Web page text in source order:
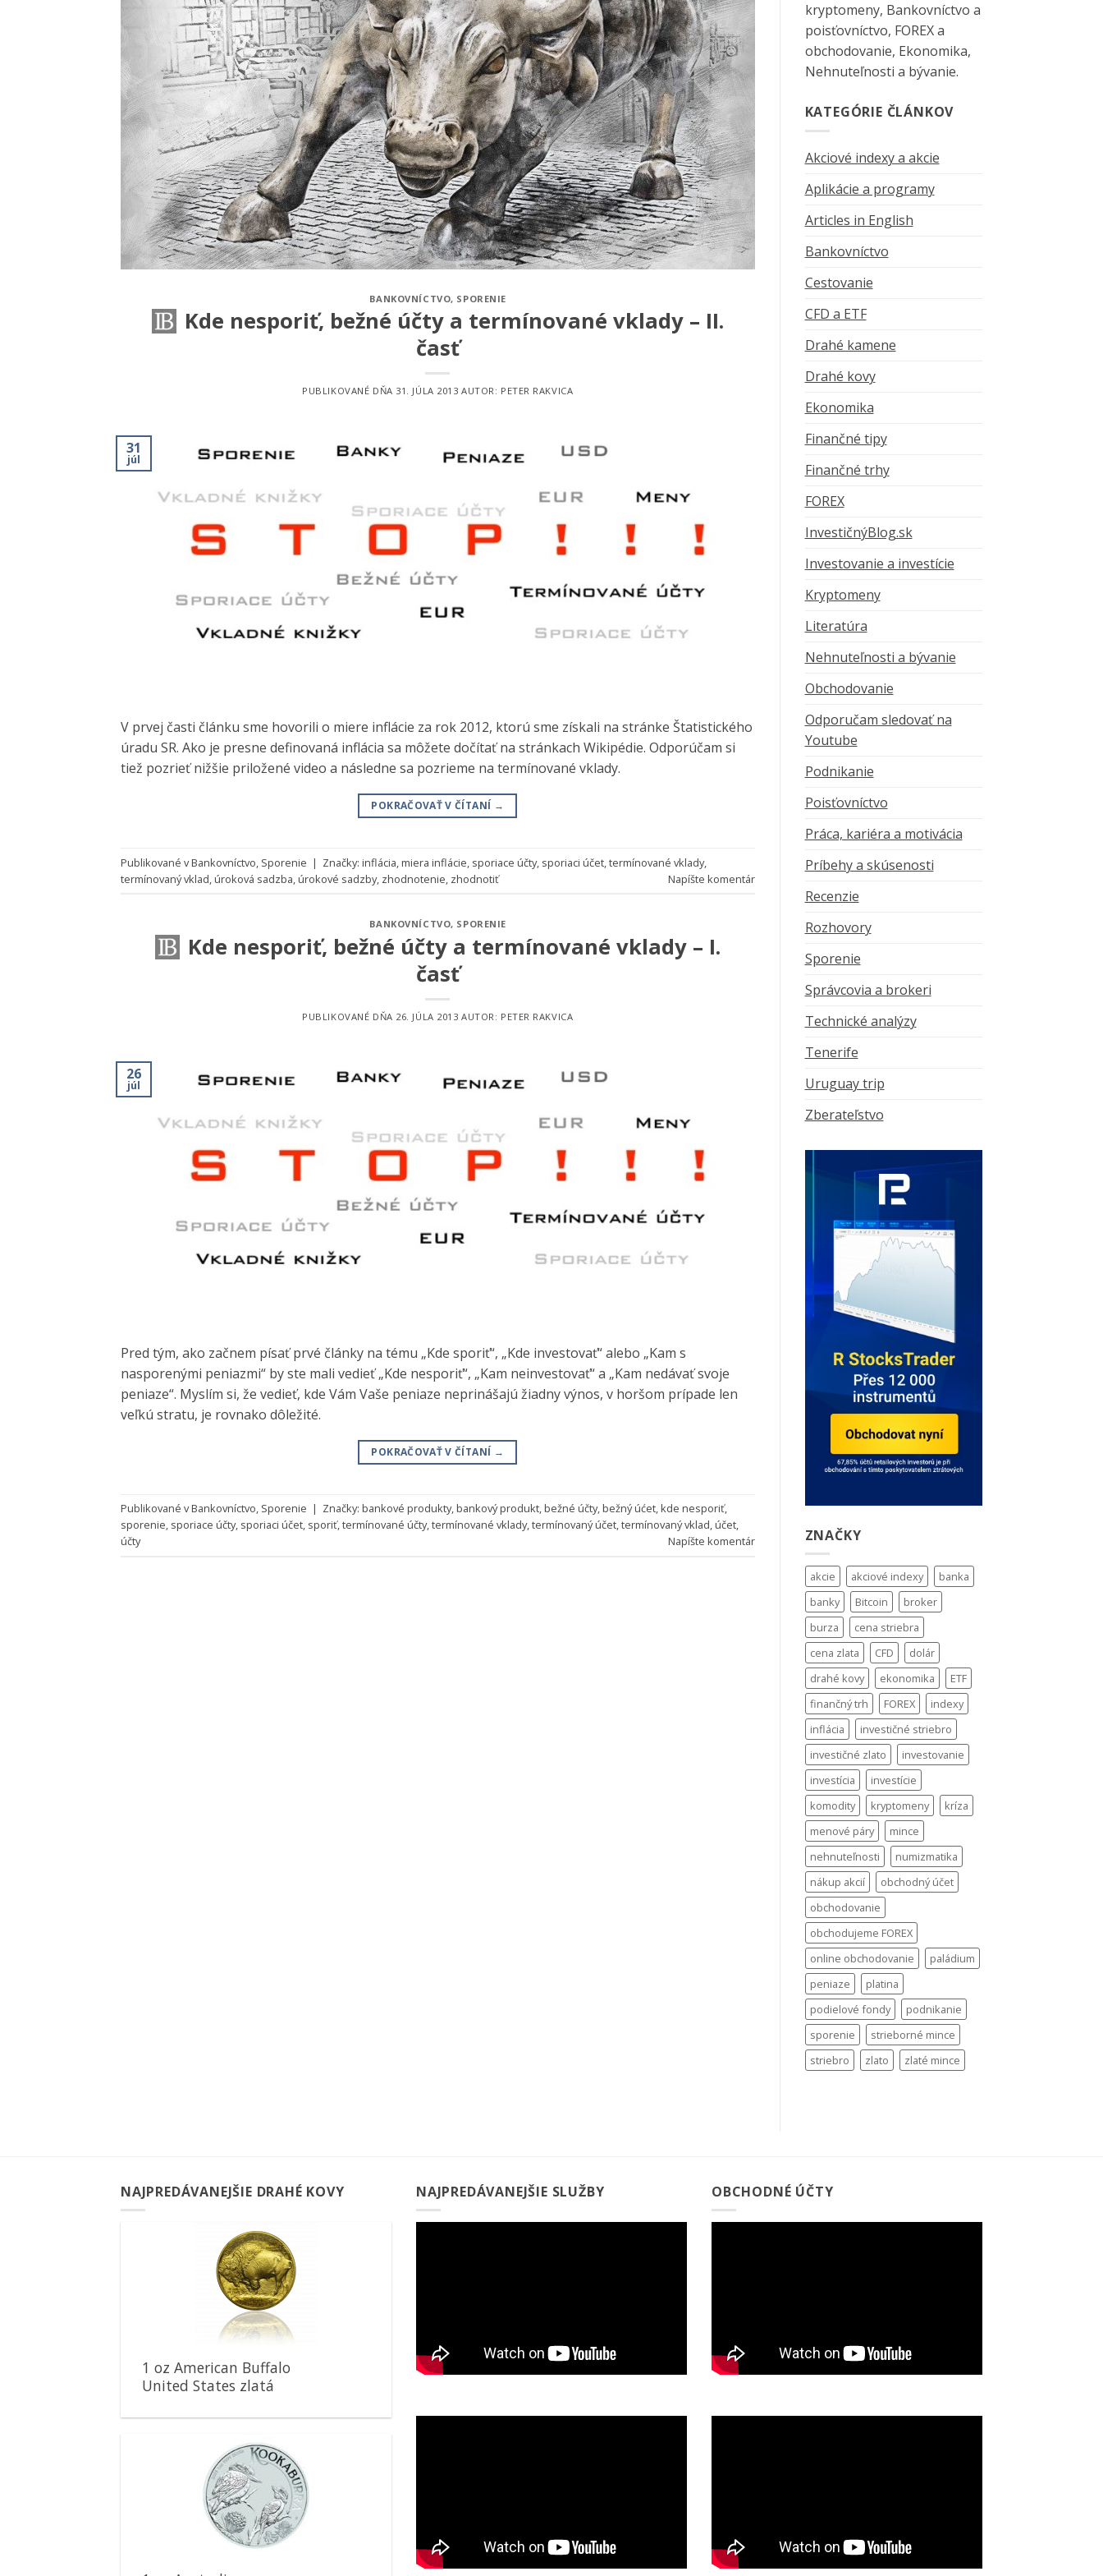
BANKOVNÍCTVO, SPORENIE
Kde nesporiť, bežné účty a termínované vklady – II.
časť
PUBLIKOVANÉ DŇA 31. JÚLA 2013 AUTOR: PETER RAKVICA
31
júl
V prvej časti článku sme hovorili o miere inflácie za rok 2012, ktorú sme získali na stránke Štatistického
úradu SR. Ako je presne definovaná inflácia sa môžete dočítať na stránkach Wikipédie. Odporúčam si
tiež pozrieť nižšie priložené video a následne sa pozrieme na termínované vklady.
POKRAČOVAŤ V ČÍTANÍ →
Publikované vBankovníctvo, Sporenie | Značky: inflácia,miera inflácie, sporiace účty, sporiaci účet,termínované vklady,
termínovaný vklad,úroková sadzba,úrokové sadzby, zhodnotenie, zhodnotiť Napíšte komentár
BANKOVNÍCTVO, SPORENIE
Kde nesporiť, bežné účty a termínované vklady – I.
časť
PUBLIKOVANÉ DŇA 26. JÚLA 2013 AUTOR: PETER RAKVICA
26
júl
Pred tým, ako začnem písať prvé články na tému „Kde sporiť“, „Kde investovať“ alebo „Kam s
nasporenými peniazmi“ by ste mali vedieť „Kde nesporiť“, „Kam neinvestovať“ a „Kam nedávať svoje
peniaze“. Myslím si, že vedieť, kde Vám Vaše peniaze neprinášajú žiadny výnos, v horšom prípade len
veľkú stratu, je rovnako dôležité.
POKRAČOVAŤ V ČÍTANÍ →
Publikované vBankovníctvo, Sporenie | Značky: bankové produkty,bankový produkt,bežné účty,bežný úćet,kde nesporiť,
sporenie, sporiace účty, sporiaci účet, sporiť,termínované účty,termínované vklady,termínovaný účet,termínovaný vklad,účet,
účty
Napíšte komentár
kryptomeny, Bankovníctvo a
poisťovníctvo, FOREX a
obchodovanie, Ekonomika,
Nehnuteľnosti a bývanie.
KATEGÓRIE ČLÁNKOV
Akciové indexy a akcie
Aplikácie a programy
Articles in English
Bankovníctvo
Cestovanie
CFD a ETF
Drahé kamene
Drahé kovy
Ekonomika
Finančné tipy
Finančné trhy
FOREX
InvestičnýBlog.sk
Investovanie a investície
Kryptomeny
Literatúra
Nehnuteľnosti a bývanie
Obchodovanie
Odporučam sledovať na
Youtube
Podnikanie
Poisťovníctvo
Práca, kariéra a motivácia
Príbehy a skúsenosti
Recenzie
Rozhovory
Sporenie
Správcovia a brokeri
Technické analýzy
Tenerife
Uruguay trip
Zberateľstvo
ZNAČKY
akcie akciové indexy
banka
banky
Bitcoin
broker
burza
cena striebra
cena zlata
CFD
dolár
drahé kovy
ekonomika
ETF
finančný trh
FOREX
indexy
inflácia
investičné striebro
investičné zlato
investovanie
investícia
investície
komodity
kryptomeny
kríza
menové páry
mince
nehnuteľnosti
numizmatika
nákup akcií
obchodný účet
obchodovanie
obchodujeme FOREX
online obchodovanie
paládium
peniaze
platina
podielové fondy
podnikanie
sporenie
strieborné mince
striebro
zlato zlaté mince
NAJPREDÁVANEJŠIE DRAHÉ KOVY
Pridať k
obľúbeným
1 oz American Buffalo
United States zlatá
Pridať k
obľúbeným
NAJPREDÁVANEJŠIE SLUŽBY OBCHODNÉ ÚČTY